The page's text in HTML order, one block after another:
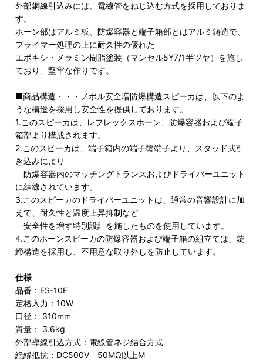
外部銅線引込みには、電線管をねじ込む方式を採用しておりま
す。
ホーン部はアルミ板、防爆容器と端子箱部とはアルミ鋳造で、
プライマー処理の上に耐久性の優れた
エポキシ・メラミン樹脂塗装（マンセル5Y7/1半ツヤ）を施し
ており、堅牢な作りです。
■商品構造・・・ノボル安全増防爆構造スピーカは、以下のよ
うな構造を採用し安全性を提供しております。
1.このスピーカは、レフレックスホーン、防爆容器および端子
箱部より構成されます。
2.このスピーカは、端子箱内の端子盤端子より、スタッド式引
き込みにより
防爆容器内のマッチングトランスおよびドライバーユニット
に結線されています。
3.このスピーカのドライバーユニットは、通常の音響設計に加
えて、耐久性と温度上昇抑制など
安全性を増す特別設計を施したものを使用しています。
4.このホーンスピーカの防爆容器および端子箱の組立ては、錠
締構造を採用し、不用意な取り外しを防止しています。
仕様
品番：ES-10F
定格入力：10W
口径： 310mm
質量： 3.6kg
外部導線引込方式：電線管ネジ結合方式
絶縁抵抗：DC500V 50MΩ以上M